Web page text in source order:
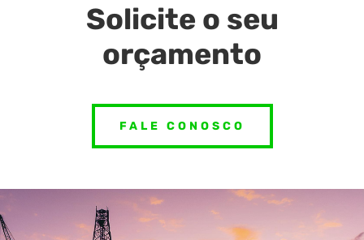
Solicite o seu
orçamento
FALE CONOSCO